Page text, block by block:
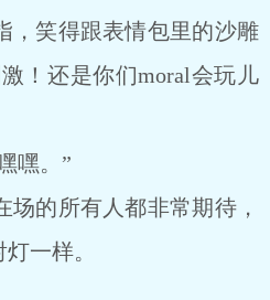
笑得跟表情包里的沙雕
！还是你们moral会玩儿
嘿。”
的所有人都非常期待，
一样。